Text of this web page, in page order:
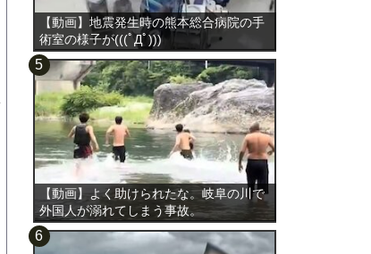
【動画】地震発生時の熊本総合病院の手
術室の様子が(((ﾟДﾟ)))
【動画】よく助けられたな。岐阜の川で
外国人が溺れてしまう事故。